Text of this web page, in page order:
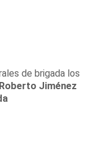
de brigada los
Jiménez